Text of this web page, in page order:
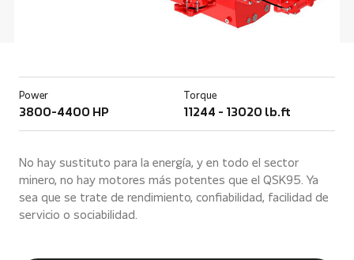
Power
3800-4400 HP
Torque
11244 - 13020 lb.ft
No hay sustituto para la energía, y en todo el sector
minero, no hay motores más potentes que el QSK95. Ya
sea que se trate de rendimiento, confiabilidad, facilidad de
servicio o sociabilidad.